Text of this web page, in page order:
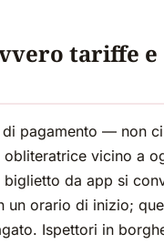
tariffe e
di pagamento — non
vicino a
da app si
un orario di inizio;
Ispettori in